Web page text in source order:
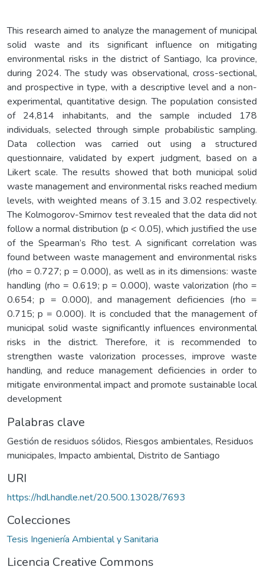
This research aimed to analyze the management of municipal
solid waste and its significant influence on mitigating
environmental risks in the district of Santiago, Ica province,
during 2024. The study was observational, cross-sectional,
and prospective in type, with a descriptive level and a non-
experimental, quantitative design. The population consisted
of 24,814 inhabitants, and the sample included 178
individuals, selected through simple probabilistic sampling.
Data collection was carried out using a structured
questionnaire, validated by expert judgment, based on a
Likert scale. The results showed that both municipal solid
waste management and environmental risks reached medium
levels, with weighted means of 3.15 and 3.02 respectively.
The Kolmogorov-Smirnov test revealed that the data did not
follow a normal distribution (p < 0.05), which justified the use
of the Spearman’s Rho test. A significant correlation was
found between waste management and environmental risks
(rho = 0.727; p = 0.000), as well as in its dimensions: waste
handling (rho = 0.619; p = 0.000), waste valorization (rho =
0.654; p = 0.000), and management deficiencies (rho =
0.715; p = 0.000). It is concluded that the management of
municipal solid waste significantly influences environmental
risks in the district. Therefore, it is recommended to
strengthen waste valorization processes, improve waste
handling, and reduce management deficiencies in order to
mitigate environmental impact and promote sustainable local
development
Palabras clave
Gestión de residuos sólidos, Riesgos ambientales, Residuos
municipales, Impacto ambiental, Distrito de Santiago
URI
https://hdl.handle.net/20.500.13028/7693
Colecciones
Tesis Ingeniería Ambiental y Sanitaria
Licencia Creative Commons